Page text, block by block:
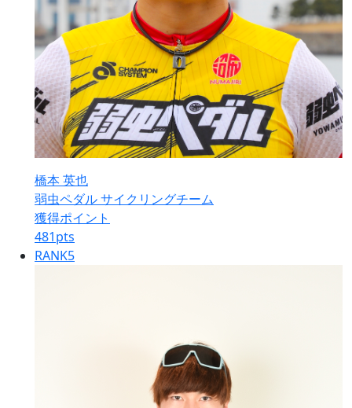
橋本 英也
弱虫ペダル サイクリングチーム
獲得ポイント
481pts
RANK5